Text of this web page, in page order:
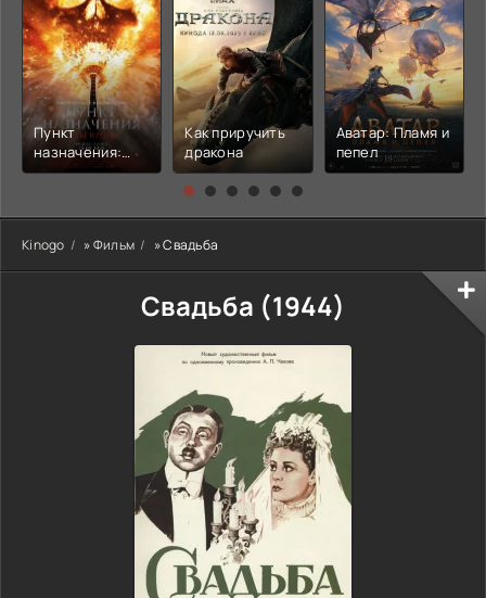
Пункт
назначения:
Узы крови
Как приручить
дракона
Аватар: Пламя и
пепел
Kinogo »Фильм » Свадьба
Свадьба (1944)